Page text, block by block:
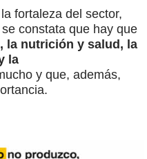
fortaleza del sector,
se constata que hay que
la nutrición y salud, la
la
y que, además,